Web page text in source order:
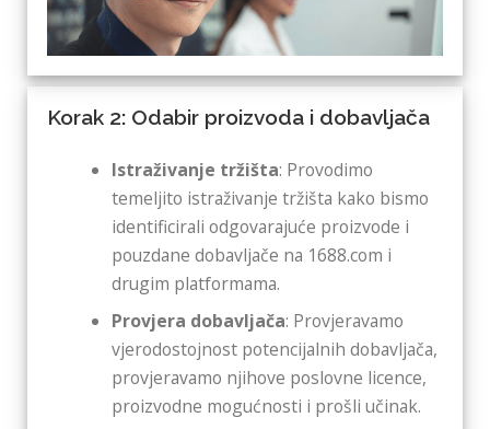
Korak 2: Odabir proizvoda i dobavljača
Istraživanje tržišta: Provodimo
temeljito istraživanje tržišta kako bismo
identificirali odgovarajuće proizvode i
pouzdane dobavljače na 1688.com i
drugim platformama.
Provjera dobavljača: Provjeravamo
vjerodostojnost potencijalnih dobavljača,
provjeravamo njihove poslovne licence,
proizvodne mogućnosti i prošli učinak.